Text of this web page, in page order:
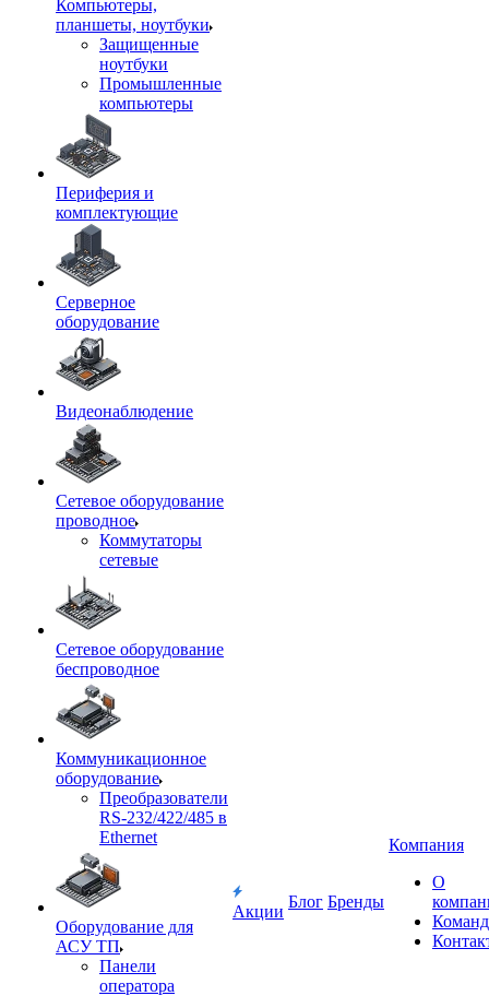
Компьютеры,
планшеты, ноутбуки
Защищенные
ноутбуки
Промышленные
компьютеры
Периферия и
комплектующие
Серверное
оборудование
Видеонаблюдение
Сетевое оборудование
проводное
Коммутаторы
сетевые
Сетевое оборудование
беспроводное
Коммуникационное
оборудование
Преобразователи
RS-232/422/485 в
Ethernet
Оборудование для
АСУ ТП
Панели
оператора
Акции
Блог Бренды
Компания
О